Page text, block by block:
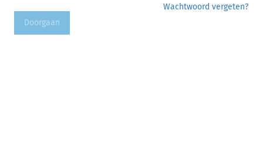
Wachtwoord vergeten?
Doorgaan